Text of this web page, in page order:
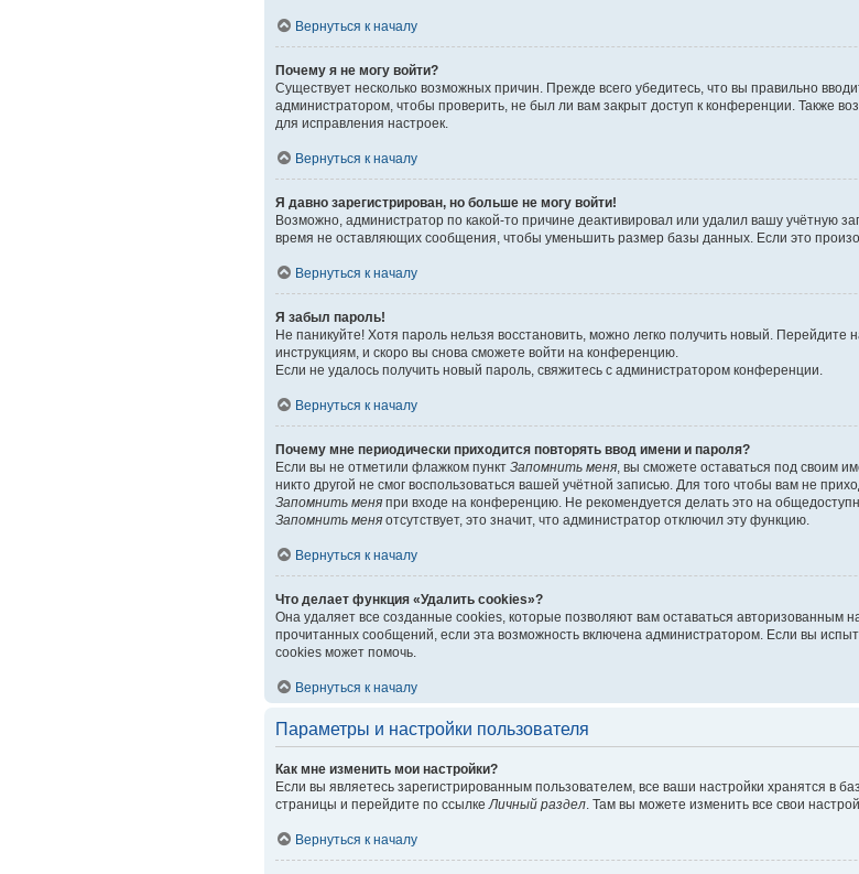
Вернуться к началу
Почему я не могу войти?
Существует несколько возможных причин. Прежде всего убедитесь, что вы правильно
администратором, чтобы проверить, не был ли вам закрыт доступ к конференции. Также
для исправления настроек.
Вернуться к началу
Я давно зарегистрирован, но больше не могу войти!
Возможно, администратор по какой-то причине деактивировал или удалил вашу учётную
время не оставляющих сообщения, чтобы уменьшить размер базы данных. Если это
Вернуться к началу
Я забыл пароль!
Не паникуйте! Хотя пароль нельзя восстановить, можно легко получить новый.
инструкциям, и скоро вы снова сможете войти на конференцию.
Если не удалось получить новый пароль, свяжитесь с администратором конференции.
Вернуться к началу
Почему мне периодически приходится повторять ввод имени и пароля?
Если вы не отметили флажком пунктЗапомнить меня , вы сможете оставаться под своим
никто другой не смог воспользоваться вашей учётной записью. Для того чтобы вам не
Запомнить меня при входе на конференцию. Не рекомендуется делать это на
Запомнить меня отсутствует, это значит, что администратор отключил эту функцию.
Вернуться к началу
Что делает функция «Удалить cookies»?
Она удаляет все созданные cookies, которые позволяют вам оставаться авторизованным
прочитанных сообщений, если эта возможность включена администратором. Если вы
cookies может помочь.
Вернуться к началу
Параметры и настройки пользователя
Как мне изменить мои настройки?
Если вы являетесь зарегистрированным пользователем, все ваши настройки хранятся в
страницы и перейдите по ссылкеЛичный раздел . Там вы можете изменить все свои
Вернуться к началу